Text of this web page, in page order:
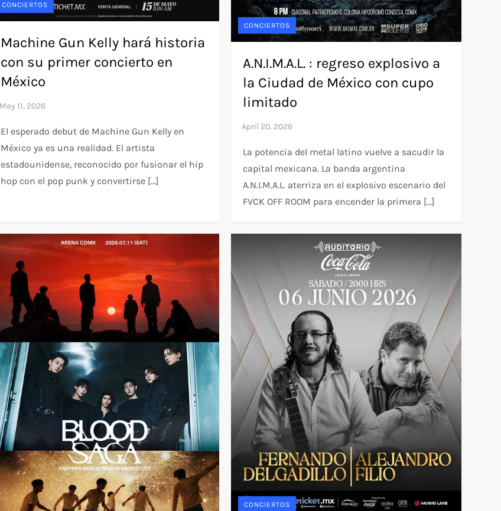
CONCIERTOS
Machine Gun Kelly hará historia
con su primer concierto en
México
El esperado debut de Machine Gun Kelly en
México ya es una realidad. El artista
estadounidense, reconocido por fusionar el hip
hop con el pop punk y convertirse […]
CONCIERTOS
A.N.I.M.A.L. : regreso explosivo a
la Ciudad de México con cupo
limitado
La potencia del metal latino vuelve a sacudir la
capital mexicana. La banda argentina
A.N.I.M.A.L. aterriza en el explosivo escenario del
FVCK OFF ROOM para encender la primera […]
CONCIERTOS